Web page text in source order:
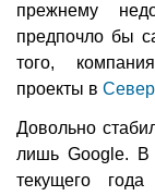
прежнему
предпочло бы
того,
проекты в
Довольно
лишь Google. В
текущего